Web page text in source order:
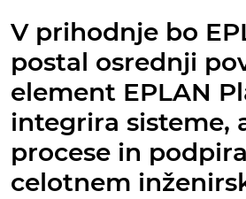
V prihodnje bo
postal osrednji
element EPLAN
integrira sisteme,
procese in
celotnem